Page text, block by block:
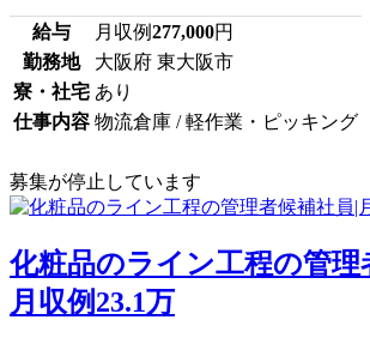
給与 月収例277,000円
勤務地
大阪府 東大阪市
寮・社宅 あり
仕事内容 物流倉庫 / 軽作業・ピッキング
募集が停止しています
化粧品のライン工程の管理
月収例23.1万